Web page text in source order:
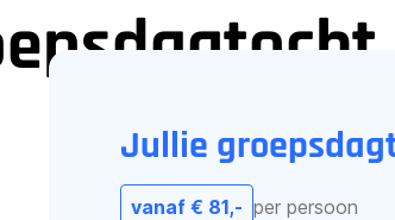
Jullie
vanaf € 81,- per persoon